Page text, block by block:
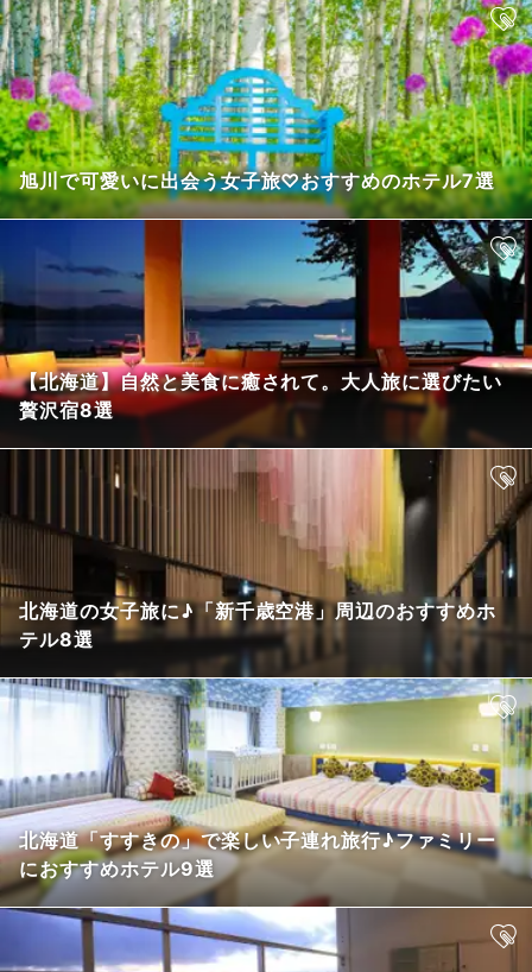
旭川で可愛いに出会う女子旅♡おすすめのホテル7選
【北海道】自然と美食に癒されて。大人旅に選びたい
贅沢宿8選
北海道の女子旅に♪「新千歳空港」周辺のおすすめホ
テル8選
北海道「すすきの」で楽しい子連れ旅行♪ファミリー
におすすめホテル9選